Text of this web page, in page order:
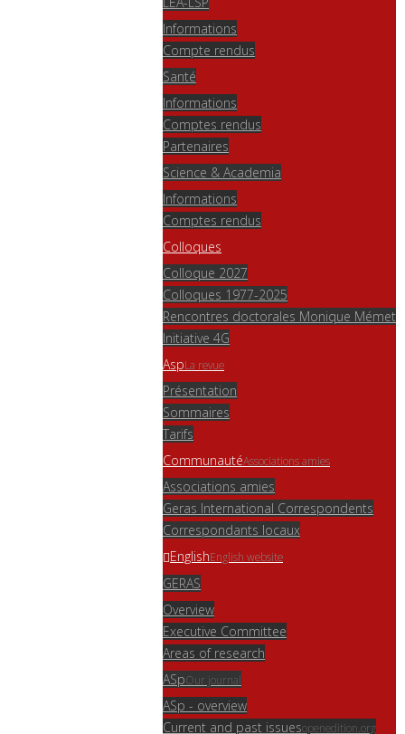
Informations
Compte rendus
Santé
Informations
Comptes rendus
Partenaires
Science & Academia
Informations
Comptes rendus
Colloques
Colloque 2027
Colloques 1977-2025
Rencontres doctorales Monique Mémet
Initiative 4G
AspLa revue
Présentation
Sommaires
Tarifs
CommunautéAssociations amies
Associations amies
Geras International Correspondents
Correspondants locaux
EnglishEnglish website
GERAS
Overview
Executive Committee
Areas of research
ASpOur journal
ASp - overview
Current and past issuesopenedition.org